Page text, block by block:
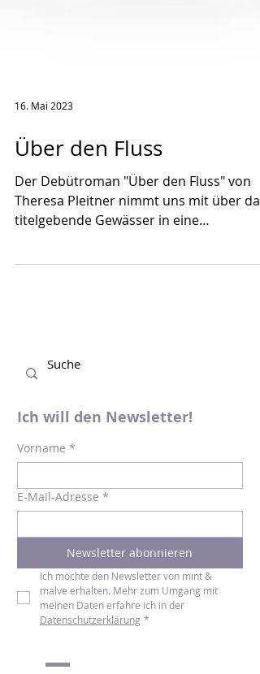
16. Mai 2023
Über den Fluss
Der Debütroman "Über den Fluss" von
titelgebende Gewässer in eine
Ich will den Newsletter!
Vorname *
E-Mail-Adresse *
Newsletter abonnieren
Ich möchte den Newsletter von mint &
Datenschutzerklärung